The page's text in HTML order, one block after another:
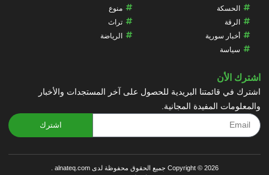
الحسكة
الرقة
أخبار سورية
سياسة
منوع
تراث
الرياضة
اشترك الأن
اشترك في قائمتنا البريدية للحصول على آخر المستجدات والأخبار
والمعلومات المفيدة المجانية.
اشترك
Copyright © 2026 جميع الحقوق محفوظة لدى alnateq.com .